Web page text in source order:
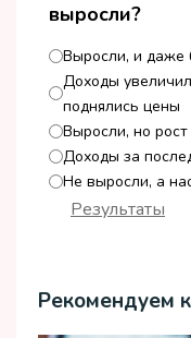
выросли?
Выросли, и даже
Доходы
поднялись цены
Выросли, но
Доходы за
Не выросли, а
Результаты
Рекомендуем